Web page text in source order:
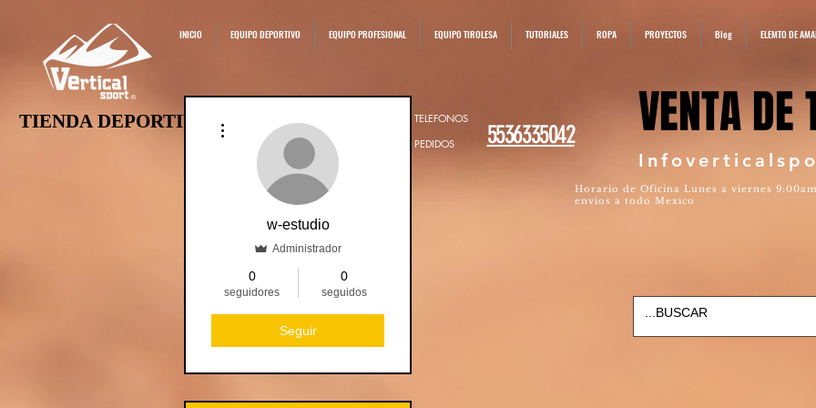
INICIO EQUIPO DEPORTIVO EQUIPO PROFESIONAL EQUIPO TIROLESA TUTORIALES ROPA PROYECTOS Blog ELEMTO DE
TIENDA DEPORTIVA
TIENDA DEPORTIVA VENTA DE
VENTA DE
5563687477 PEDIDOS
TELEFONOS
5536335042
Horario de Oficina Lunes a viernes
envios a todo Mexico
w-estudio
Administrador
0
seguidores
0
seguidos
Seguir